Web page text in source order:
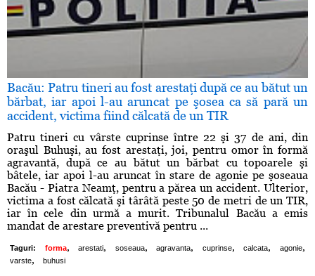
Bacău: Patru tineri au fost arestaţi după ce au bătut un
bărbat, iar apoi l-au aruncat pe şosea ca să pară un
accident, victima fiind călcată de un TIR
Patru tineri cu vârste cuprinse între 22 şi 37 de ani, din
oraşul Buhuşi, au fost arestaţi, joi, pentru omor în formă
agravantă, după ce au bătut un bărbat cu topoarele şi
bâtele, iar apoi l-au aruncat în stare de agonie pe şoseaua
Bacău - Piatra Neamţ, pentru a părea un accident. Ulterior,
victima a fost călcată şi târâtă peste 50 de metri de un TIR,
iar în cele din urmă a murit. Tribunalul Bacău a emis
mandat de arestare preventivă pentru ...
Taguri: forma, arestati, soseaua, agravanta, cuprinse, calcata, agonie,
varste, buhusi